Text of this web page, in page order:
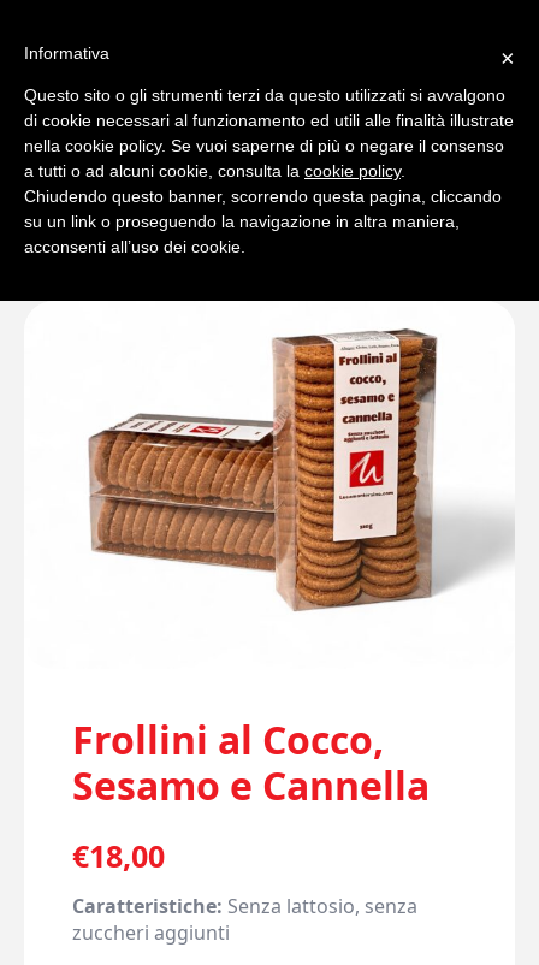
0
Frollini al Cocco,
Sesamo e Cannella
€18,00
Caratteristiche: Senza lattosio, senza
zuccheri aggiunti
×
Informativa
Questo sito o gli strumenti terzi da questo utilizzati si avvalgono
di cookie necessari al funzionamento ed utili alle finalità illustrate
nella cookie policy. Se vuoi saperne di più o negare il consenso
a tutti o ad alcuni cookie, consulta la cookie policy.
Chiudendo questo banner, scorrendo questa pagina, cliccando
su un link o proseguendo la navigazione in altra maniera,
acconsenti all’uso dei cookie.